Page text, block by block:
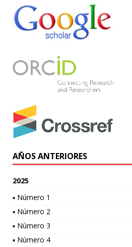
AÑOS ANTERIORES
2025
▪ Número 1
▪ Número 2
▪ Número 3
▪ Número 4